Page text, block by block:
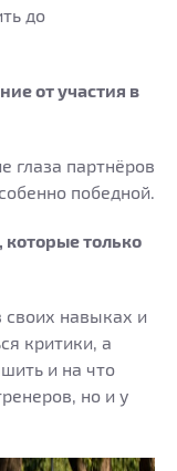
до
от участия в
глаза партнёров
победной.
только
своих навыках и
критики, а
и на что
но и у